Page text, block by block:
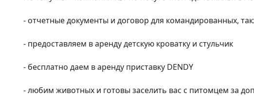
- отчетные документы и договор для командированных,
- предоставляем в аренду детскую кроватку и стульчик
- бесплатно даем в аренду приставку DENDY
- любим животных и готовы заселить вас с питомцем за